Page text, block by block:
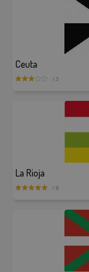
Ceuta
/ 3
La Rioja
/ 9